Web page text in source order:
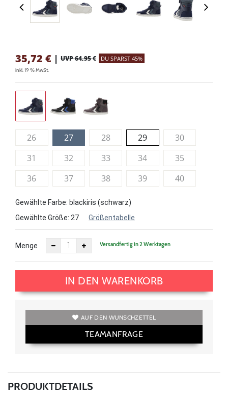
35,72 € | UVP 64,95 € DU SPARST 45%
inkl. 19 % MwSt.
26 27 28 29
30
31
32 33 34
35
36
37 38 39 40
Gewählte Farbe: blackiris (schwarz)
Gewählte Größe: 27 Größentabelle
Menge Versandfertig in 2 Werktagen
IN DEN WARENKORB
AUF DEN WUNSCHZETTEL
TEAMANFRAGE
PRODUKTDETAILS